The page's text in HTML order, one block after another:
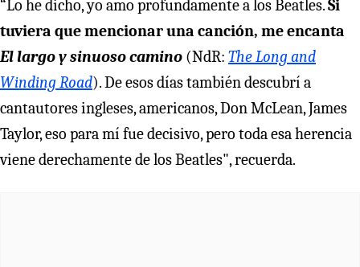
“Lo he dicho, yo amo profundamente a los Beatles.Si
tuviera que mencionar una canción, me encanta
El largo y sinuoso camino (NdR: The Long and
Winding Road). De esos días también descubrí a
cantautores ingleses, americanos, Don McLean, James
Taylor, eso para mí fue decisivo, pero toda esa herencia
viene derechamente de los Beatles", recuerda.